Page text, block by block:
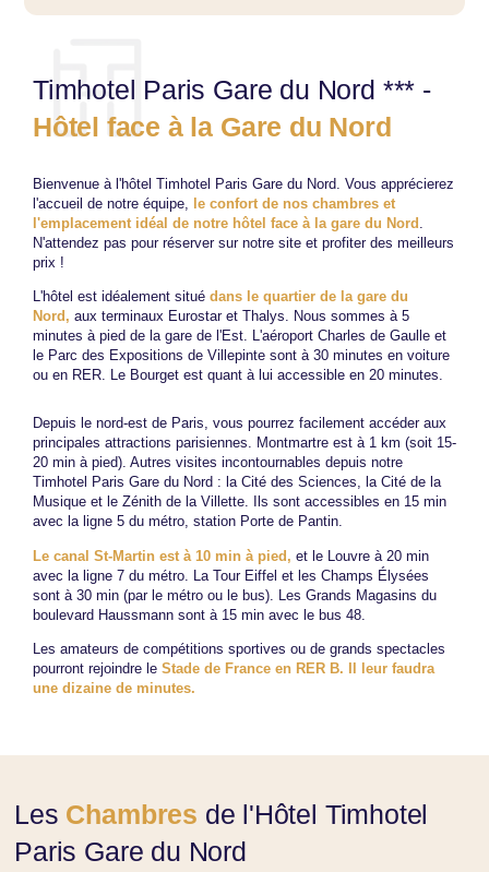
Timhotel Paris Gare du Nord *** -
Hôtel face à la Gare du Nord
Bienvenue à l'hôtel Timhotel Paris Gare du Nord. Vous apprécierez
l'accueil de notre équipe,
le confort de nos chambres et
l'emplacement idéal de notre hôtel face à la gare du Nord
N'attendez pas pour réserver sur notre site et profiter des meilleurs
prix !
L'hôtel est idéalement situé dans le quartier de la gare du
Nord, aux terminaux Eurostar et Thalys. Nous sommes à 5
minutes à pied de la gare de l'Est. L'aéroport Charles de Gaulle et
le Parc des Expositions de Villepinte sont à 30 minutes en voiture
ou en RER. Le Bourget est quant à lui accessible en 20 minutes.
Depuis le nord-est de Paris, vous pourrez facilement accéder aux
principales attractions parisiennes. Montmartre est à 1 km (soit 15-
20 min à pied). Autres visites incontournables depuis notre
Timhotel Paris Gare du Nord : la Cité des Sciences, la Cité de la
Musique et le Zénith de la Villette. Ils sont accessibles en 15 min
avec la ligne 5 du métro, station Porte de Pantin.
Le canal St-Martin est à 10 min à pied, et le Louvre à 20 min
avec la ligne 7 du métro. La Tour Eiffel et les Champs Élysées
sont à 30 min (par le métro ou le bus). Les Grands Magasins du
boulevard Haussmann sont à 15 min avec le bus 48.
Les amateurs de compétitions sportives ou de grands spectacles
pourront rejoindre le Stade de France en RER B. Il leur faudra
une dizaine de minutes.
Les Chambres de l'Hôtel Timhotel
Paris Gare du Nord